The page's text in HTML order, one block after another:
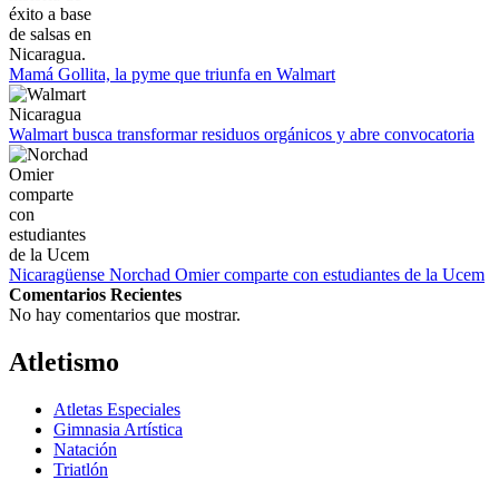
Mamá Gollita, la pyme que triunfa en Walmart
Walmart busca transformar residuos orgánicos y abre convocatoria
Nicaragüense Norchad Omier comparte con estudiantes de la Ucem
Comentarios Recientes
No hay comentarios que mostrar.
Atletismo
Atletas Especiales
Gimnasia Artística
Natación​
Triatlón​